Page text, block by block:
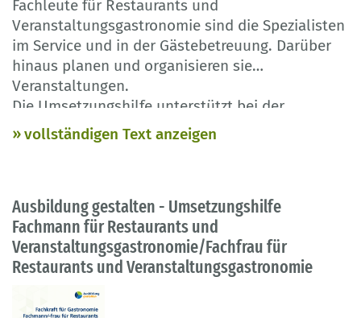
Fachleute für Restaurants und
Veranstaltungsgastronomie sind die Spezialisten
im Service und in der Gästebetreuung. Darüber
hinaus planen und organisieren sie
Veranstaltungen.
Die Umsetzungshilfe unterstützt bei der
Ausbildung zukünftiger Fachkräfte in Betrieb und
Berufsschule nach der modernisierten
„Bar und Wein“ sowie die „Gestreckte
Abschlussprüfung“ und gibt zahlreiche
Praxisbeispiele.
Die Publikation basiert auf der Verordnung vom
9. März 2022.
vollständigen Text anzeigen
Ausbildung gestalten - Umsetzungshilfe
Fachmann für Restaurants und
Veranstaltungsgastronomie/Fachfrau für
Restaurants und Veranstaltungsgastronomie